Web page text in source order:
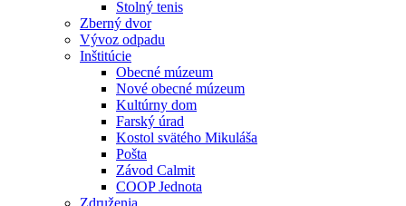
Stolný tenis
Zberný dvor
Vývoz odpadu
Inštitúcie
Obecné múzeum
Nové obecné múzeum
Kultúrny dom
Farský úrad
Kostol svätého Mikuláša
Pošta
Závod Calmit
COOP Jednota
Združenia